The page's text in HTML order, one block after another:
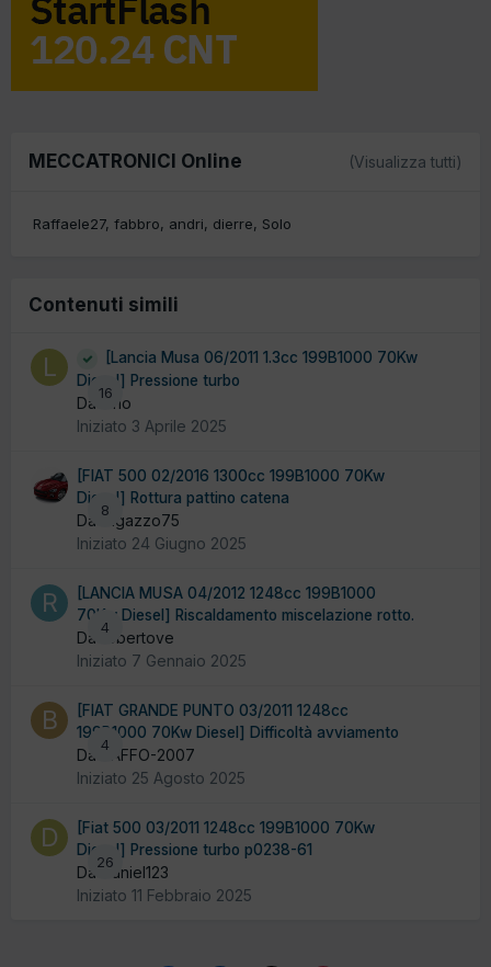
MECCATRONICI Online (Visualizza tutti)
Raffaele27 fabbro andri dierre Solo
Contenuti simili
16
[Lancia Musa 06/2011 1.3cc 199B1000 70Kw
Diesel] Pressione turbo
Da lario
Iniziato 3 Aprile 2025
8
[FIAT 500 02/2016 1300cc 199B1000 70Kw
Diesel] Rottura pattino catena
Da ragazzo75
Iniziato 24 Giugno 2025
4
[LANCIA MUSA 04/2012 1248cc 199B1000
70Kw Diesel] Riscaldamento miscelazione rotto.
Da robertove
Iniziato 7 Gennaio 2025
4
[FIAT GRANDE PUNTO 03/2011 1248cc
199B1000 70Kw Diesel] Difficoltà avviamento
Da BAFFO-2007
Iniziato 25 Agosto 2025
26
[Fiat 500 03/2011 1248cc 199B1000 70Kw
Diesel] Pressione turbo p0238-61
Da Daniel123
Iniziato 11 Febbraio 2025